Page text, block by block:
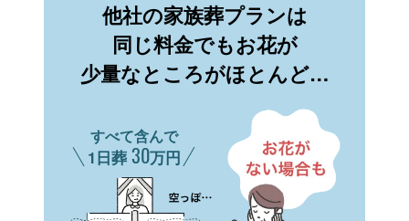
他社の家族葬プランは
同じ料金でもお花が
少量なところがほとんど…
すべて含んで
1日葬 30万円